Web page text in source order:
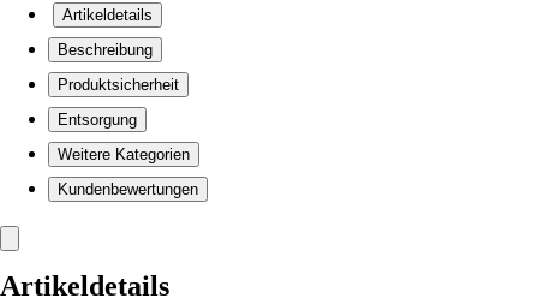
Artikeldetails
Beschreibung
Produktsicherheit
Entsorgung
Weitere Kategorien
Kundenbewertungen
Artikeldetails